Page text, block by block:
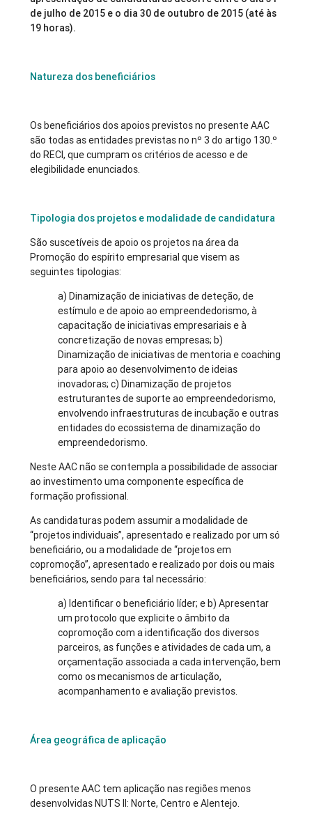
de julho de 2015 e o dia 30 de outubro de 2015 (até às
19 horas).
Natureza dos beneficiários
Os beneficiários dos apoios previstos no presente AAC
são todas as entidades previstas no nº 3 do artigo 130.º
do RECI, que cumpram os critérios de acesso e de
elegibilidade enunciados.
Tipologia dos projetos e modalidade de candidatura
São suscetíveis de apoio os projetos na área da
Promoção do espírito empresarial que visem as
seguintes tipologias:
a) Dinamização de iniciativas de deteção, de
estímulo e de apoio ao empreendedorismo, à
capacitação de iniciativas empresariais e à
concretização de novas empresas; b)
Dinamização de iniciativas de mentoria e coaching
para apoio ao desenvolvimento de ideias
inovadoras; c) Dinamização de projetos
estruturantes de suporte ao empreendedorismo,
envolvendo infraestruturas de incubação e outras
entidades do ecossistema de dinamização do
empreendedorismo.
Neste AAC não se contempla a possibilidade de associar
ao investimento uma componente específica de
formação profissional.
As candidaturas podem assumir a modalidade de
“projetos individuais”, apresentado e realizado por um só
beneficiário, ou a modalidade de “projetos em
copromoção”, apresentado e realizado por dois ou mais
beneficiários, sendo para tal necessário:
a) Identificar o beneficiário líder; e b) Apresentar
um protocolo que explicite o âmbito da
copromoção com a identificação dos diversos
parceiros, as funções e atividades de cada um, a
orçamentação associada a cada intervenção, bem
como os mecanismos de articulação,
acompanhamento e avaliação previstos.
Área geográfica de aplicação
O presente AAC tem aplicação nas regiões menos
desenvolvidas NUTS II: Norte, Centro e Alentejo.